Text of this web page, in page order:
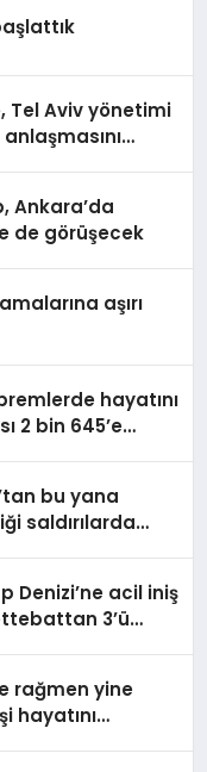
Tel Aviv yönetimi
Ankara’da
de görüşecek
aşırı
hayatını
2 bin 645’e
bu yana
saldırılarda
Denizi’ne acil iniş
3’ü
rağmen yine
hayatını